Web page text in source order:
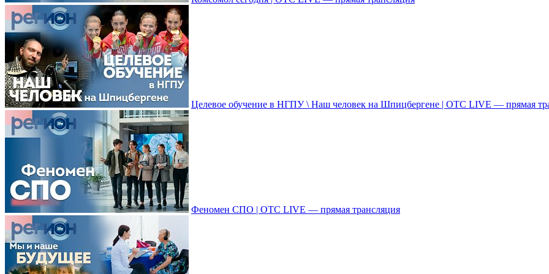
Целевое обучение в НГПУ \ Наш человек на Шпицбергене | ОТС LIVE — прямая
Феномен СПО | ОТС LIVE — прямая трансляция